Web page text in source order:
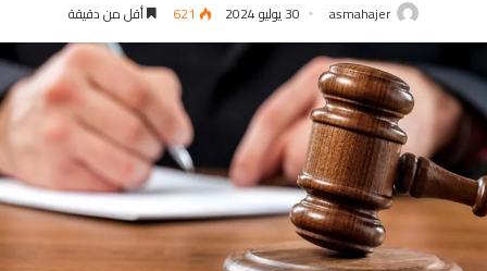
asmahajer 30 يوليو 2024 621 أقل من دقيقة